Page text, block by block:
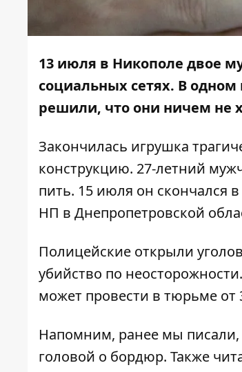
13 июля в Никополе двое
социальных сетях. В
решили, что они ничем не
Закончилась игрушка
конструкцию. 27-летний
пить. 15 июля он скончался
НП в Днепропетровской
Полицейские открыли
убийство по
может провести в тюрьме от
Напомним, ранее мы писали,
головой о бордюр. Также